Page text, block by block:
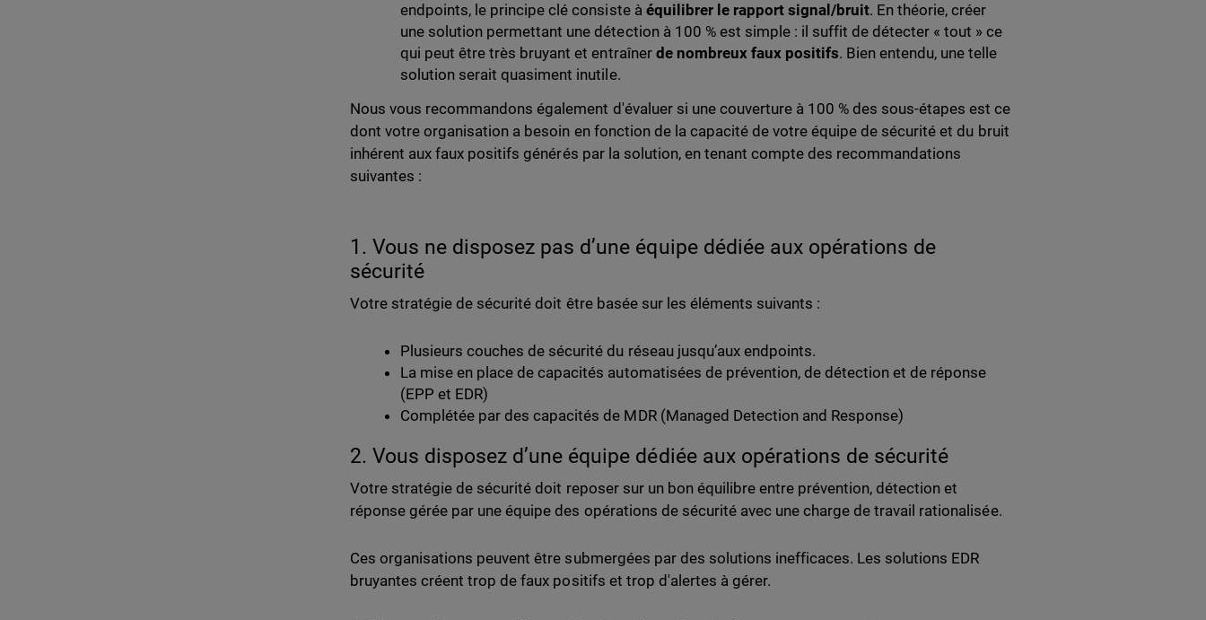
endpoints, le principe clé consiste à équilibrer le rapport signal/bruit. En théorie, créer
une solution permettant une détection à 100 % est simple : il suffit de détecter « tout » ce
qui peut être très bruyant et entraîner de nombreux faux positifs. Bien entendu, une telle
solution serait quasiment inutile.
Nous vous recommandons également d'évaluer si une couverture à 100 % des sous-étapes est ce
dont votre organisation a besoin en fonction de la capacité de votre équipe de sécurité et du bruit
inhérent aux faux positifs générés par la solution, en tenant compte des recommandations
suivantes :
1. Vous ne disposez pas d’une équipe dédiée aux opérations de
sécurité
Votre stratégie de sécurité doit être basée sur les éléments suivants :
Plusieurs couches de sécurité du réseau jusqu’aux endpoints.
La mise en place de capacités automatisées de prévention, de détection et de réponse
(EPP et EDR)
Complétée par des capacités de MDR (Managed Detection and Response)
2. Vous disposez d’une équipe dédiée aux opérations de sécurité
Votre stratégie de sécurité doit reposer sur un bon équilibre entre prévention, détection et
réponse gérée par une équipe des opérations de sécurité avec une charge de travail rationalisée.
Ces organisations peuvent être submergées par des solutions inefficaces. Les solutions EDR
bruyantes créent trop de faux positifs et trop d'alertes à gérer.